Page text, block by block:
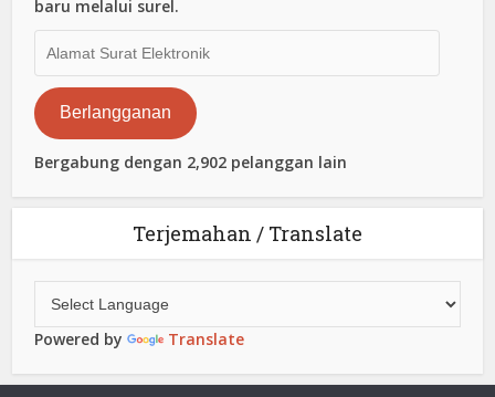
baru melalui surel.
Surat
Elektronik
Berlangganan
Bergabung dengan 2,902 pelanggan lain
Terjemahan / Translate
Powered by Translate